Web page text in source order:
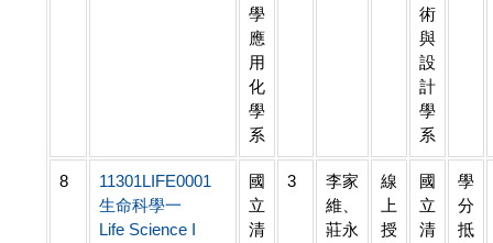
學
應
用
化
學
系
術
與
設
計
學
系
8
11301LIFE0001
生命科學一
Life Science I
國
立
清
3
李家
維、
莊永
線
上
授
國
立
清
學
分
抵